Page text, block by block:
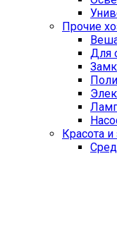
Прочие
Для
Красота и